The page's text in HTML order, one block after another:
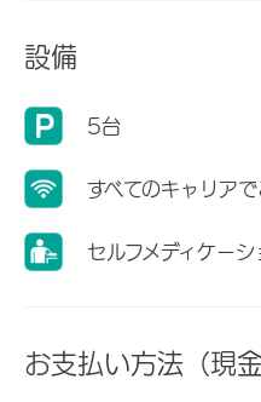
設備
5台
すべてのキャリア
セルフメディケー
お支払い方法（現金